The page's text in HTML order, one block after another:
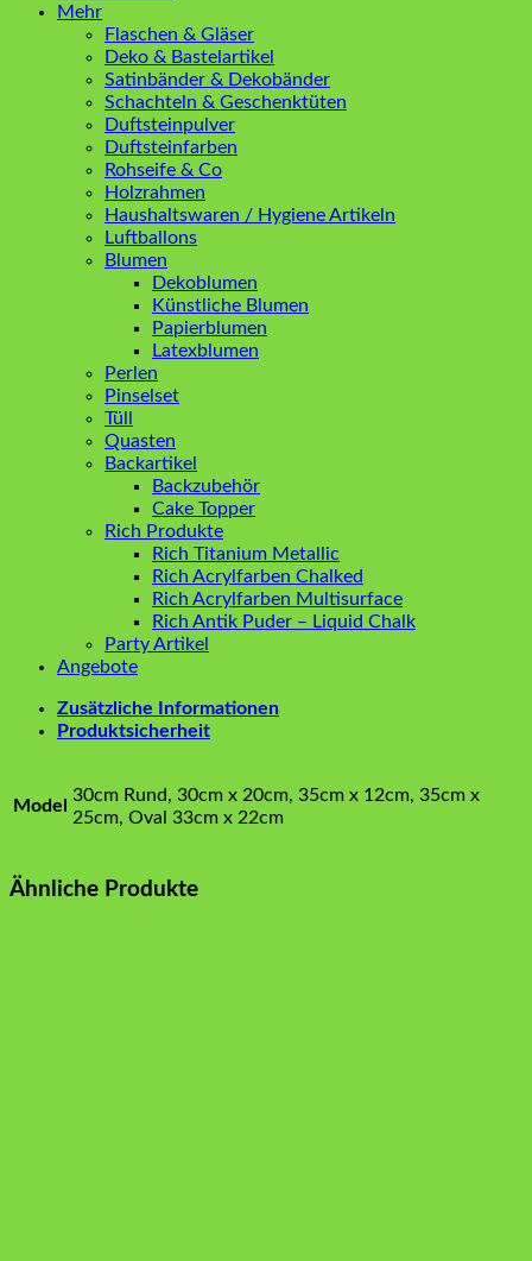
Mehr
Flaschen & Gläser
Deko & Bastelartikel
Satinbänder & Dekobänder
Schachteln & Geschenktüten
Duftsteinpulver
Duftsteinfarben
Rohseife & Co
Holzrahmen
Haushaltswaren / Hygiene Artikeln
Luftballons
Blumen
Dekoblumen
Künstliche Blumen
Papierblumen
Latexblumen
Perlen
Pinselset
Tüll
Quasten
Backartikel
Backzubehör
Cake Topper
Rich Produkte
Rich Titanium Metallic
Rich Acrylfarben Chalked
Rich Acrylfarben Multisurface
Rich Antik Puder – Liquid Chalk
Party Artikel
Angebote
Zusätzliche Informationen
Produktsicherheit
Model
30cm Rund, 30cm x 20cm, 35cm x 12cm, 35cm x
25cm, Oval 33cm x 22cm
Ähnliche Produkte